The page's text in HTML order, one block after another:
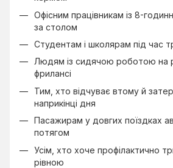
Офісним працівникам із 8-
за столом
Студентам і школярам під час
Людям із сидячою роботою на
фрилансі
Тим, хто відчуває втому й
наприкінці дня
Пасажирам у довгих поїздках
потягом
Усім, хто хоче профілактично
рівною